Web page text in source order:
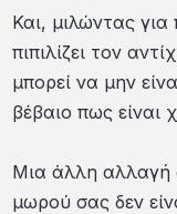
Και, μιλώντας για
πιπιλίζει τον
μπορεί να μην
βέβαιο πως είναι
Μια άλλη αλλαγή
μωρού σας δεν